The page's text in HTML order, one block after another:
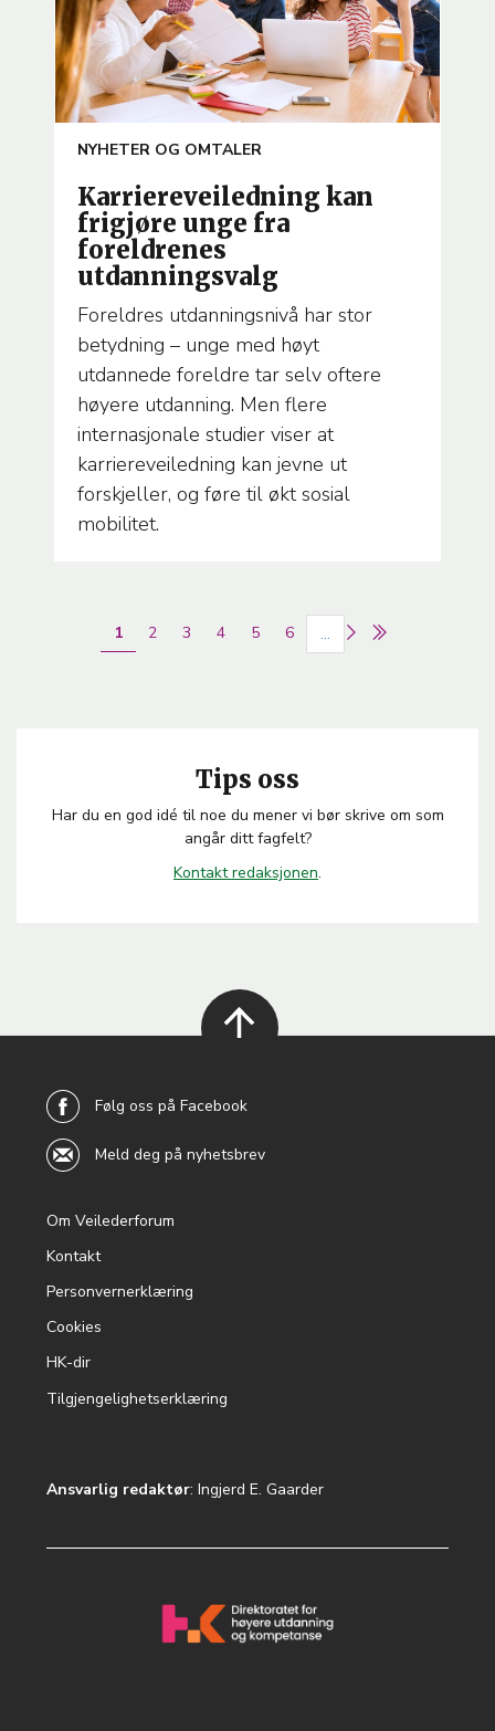
ARTICLE
NYHETER OG OMTALER
Karriereveiledning kan
frigjøre unge fra
foreldrenes
utdanningsvalg
Foreldres utdanningsnivå har stor
betydning – unge med høyt
utdannede foreldre tar selv oftere
høyere utdanning. Men flere
internasjonale studier viser at
karriereveiledning kan jevne ut
forskjeller, og føre til økt sosial
mobilitet.
Nåværende
side
1 Page
2 Page
3 Page
4 Page
5 Page
6 …
Tips oss
Har du en god idé til noe du mener vi bør skrive om som
angår ditt fagfelt?
Kontaktredaksjonen.
menu
Om Veilederforum
Kontakt
Personvernerklæring
Cookies
HK-dir
Tilgjengelighetserklæring
Følg oss på Facebook
Meld deg på nyhetsbrev
Ansvarlig redaktør: Ingjerd E. Gaarder